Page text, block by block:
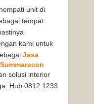
unit di
tempat
kami untuk
Jasa
solusi interior
Hub 0812 1233